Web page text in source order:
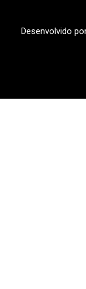
Desenvolvido